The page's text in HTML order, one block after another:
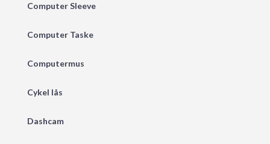
Computer Sleeve
Computer Taske
Computermus
Cykel lås
Dashcam